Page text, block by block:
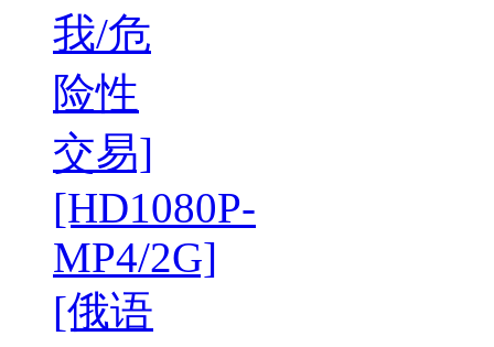
我/危
险性
交易]
[HD1080P-
MP4/2G]
[俄语